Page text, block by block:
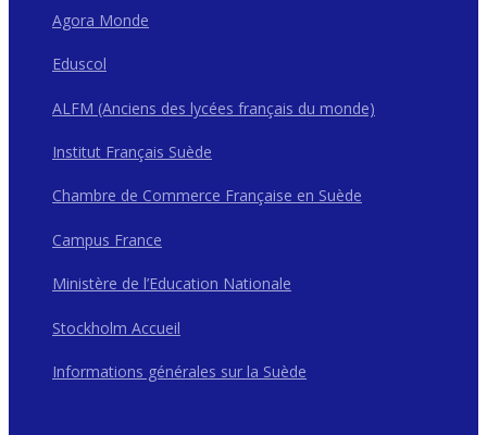
Agora Monde
Eduscol
ALFM (Anciens des lycées français du monde)
Institut Français Suède
Chambre de Commerce Française en Suède
Campus France
Ministère de l’Education Nationale
Stockholm Accueil
Informations générales sur la Suède